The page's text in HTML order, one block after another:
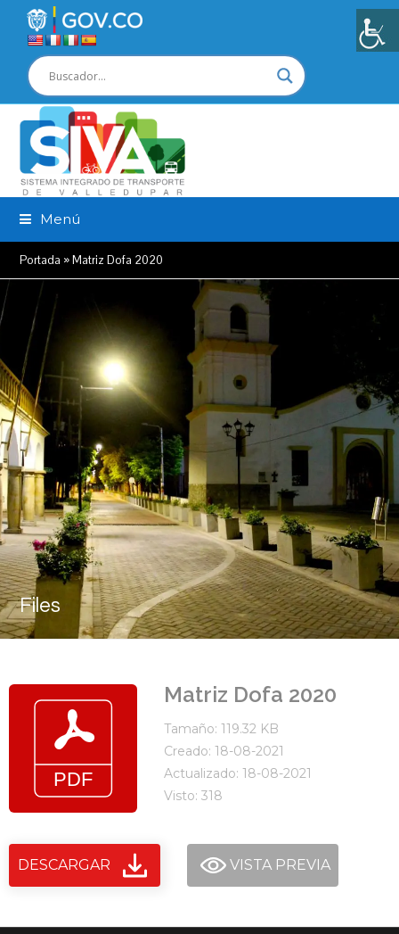
Menú
Portada »Matriz Dofa 2020
Files
Matriz Dofa 2020
Tamaño: 119.32 KB
Creado: 18-08-2021
Actualizado: 18-08-2021
Visto: 318
DESCARGAR VISTA PREVIA